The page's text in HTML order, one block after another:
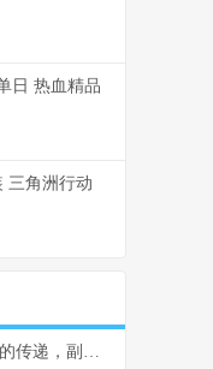
日 热血精品
三角洲行动
**王者怎么赠送皮肤，一份心意与智慧的传递，副标题，指尖馈赠的艺术与门道**